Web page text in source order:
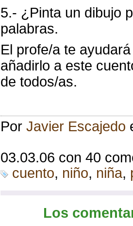
5.- ¿Pinta un dibujo
palabras.
El profe/a te
añadirlo a este
de todos/as.
Por Javier Escajedo
03.03.06 con 40
cuento, niño, niña,
Los